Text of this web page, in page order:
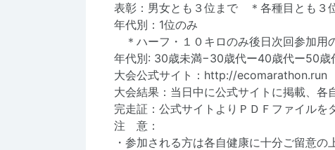
表彰：男女とも‪３‬位まで ＊各種
年代別：1位のみ
＊ハーフ・１０キロのみ後日次回参加用
年代別: 30歳未満−30歳代ー40歳代ー50
‪大会公式サイト：
大会結果：当日中に公式サイトに掲載、各
完走証：公式サイトよりＰＤＦファイルを
注 意：
・参加される方は各自健康に十分ご留意の